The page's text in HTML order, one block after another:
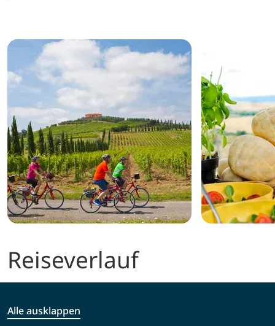
Reiseverlauf
Alle ausklappen